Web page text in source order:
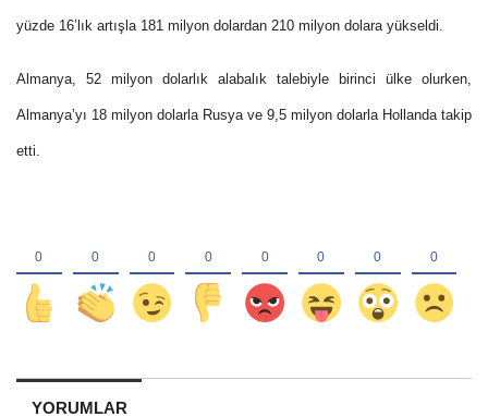
yüzde 16’lık artışla 181 milyon dolardan 210 milyon dolara yükseldi.
Almanya, 52 milyon dolarlık alabalık talebiyle birinci ülke olurken,
Almanya’yı 18 milyon dolarla Rusya ve 9,5 milyon dolarla Hollanda takip
etti.
YORUMLAR